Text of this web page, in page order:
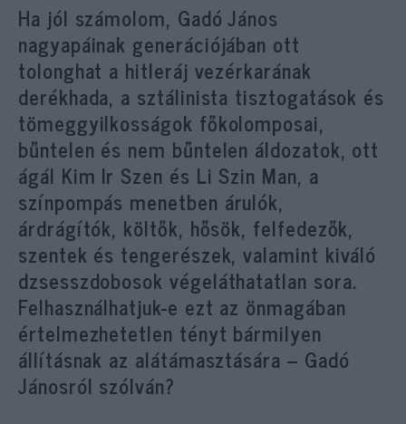
Ha jól számolom, Gadó János
nagyapáinak generációjában ott
tolonghat a hitleráj vezérkarának
derékhada, a sztálinista tisztogatások és
tömeggyilkosságok főkolomposai,
bűntelen és nem bűntelen áldozatok, ott
ágál Kim Ir Szen és Li Szin Man, a
színpompás menetben árulók,
árdrágítók, költők, hősök, felfedezők,
szentek és tengerészek, valamint kiváló
dzsesszdobosok végeláthatatlan sora.
Felhasználhatjuk-e ezt az önmagában
értelmezhetetlen tényt bármilyen
állításnak az alátámasztására – Gadó
Jánosról szólván?